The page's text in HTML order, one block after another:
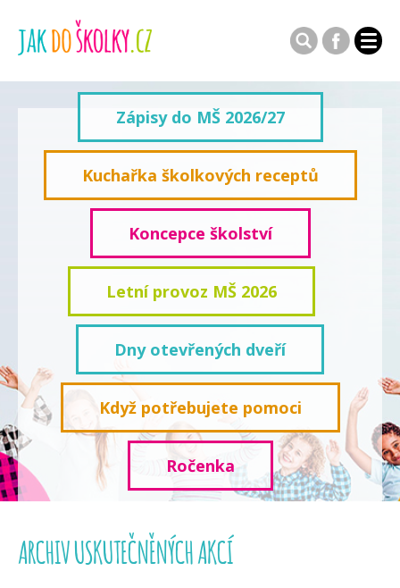
Zápisy do MŠ 2026/27
Kuchařka školkových receptů
Koncepce školství
Letní provoz MŠ 2026
Dny otevřených dveří
Když potřebujete pomoci
Ročenka
ARCHIV USKUTEČNĚNÝCH AKCÍ